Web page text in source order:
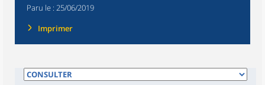
Paru le : 25/06/2019
Imprimer